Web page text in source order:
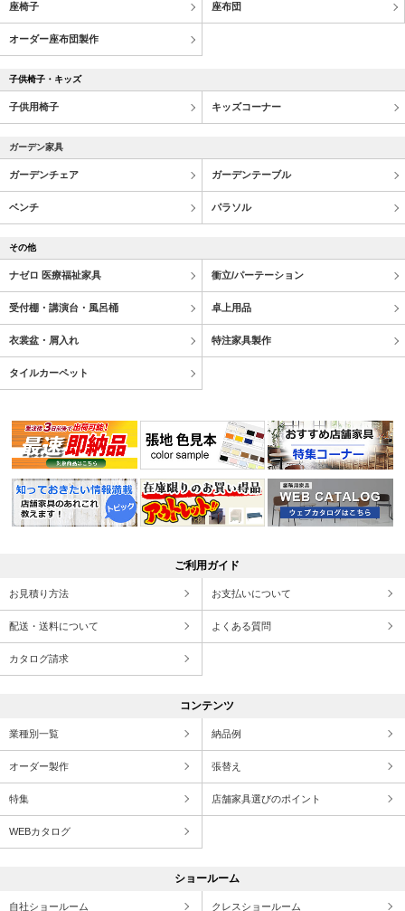
座椅子 座布団
オーダー座布団製作
子供椅子・キッズ
子供用椅子 キッズコーナー
ガーデン家具
ガーデンチェア ガーデンテーブル
ベンチ パラソル
その他
ナゼロ 医療福祉家具 衝立/パーテーション
受付棚・講演台・風呂桶 卓上用品
衣裳盆・屑入れ 特注家具製作
タイルカーペット
ご利用ガイド
お見積り方法 お支払いについて
配送・送料について よくある質問
カタログ請求
コンテンツ
業種別一覧 納品例
オーダー製作 張替え
特集 店舗家具選びのポイント
WEBカタログ
ショールーム
自社ショールーム クレスショールーム